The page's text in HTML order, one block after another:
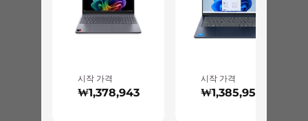
시작 가격
₩1,378,943
시작 가격
₩1,385,959